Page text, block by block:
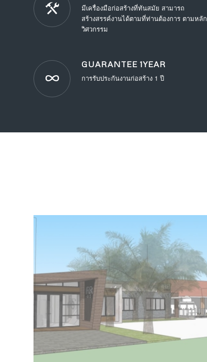
มีเครื่องมือก่อสร้างที่ทันสมัย สามารถ
สร้างสรรค์งานได้ตามที่ท่านต้องการ ตามหลัก
วิศวกรรม
GUARANTEE 1YEAR
การรับประกันงานก่อสร้าง 1 ปี